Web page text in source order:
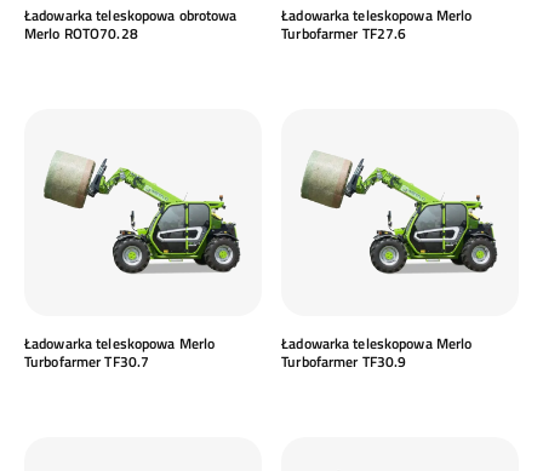
Ładowarka teleskopowa obrotowa
Merlo ROTO70.28
Ładowarka teleskopowa Merlo
Turbofarmer TF27.6
Ładowarka teleskopowa Merlo
Turbofarmer TF30.7
Ładowarka teleskopowa Merlo
Turbofarmer TF30.9